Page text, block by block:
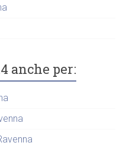
anche per: